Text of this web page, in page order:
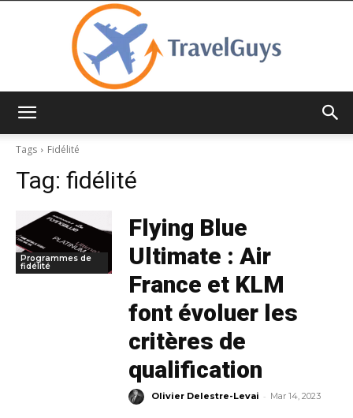
Tags
Fidélité
Tag: fidélité
Programmes de
fidélité
Flying Blue
Ultimate : Air
France et KLM
font évoluer les
critères de
qualification
Olivier Delestre-Levai - Mar 14, 2023